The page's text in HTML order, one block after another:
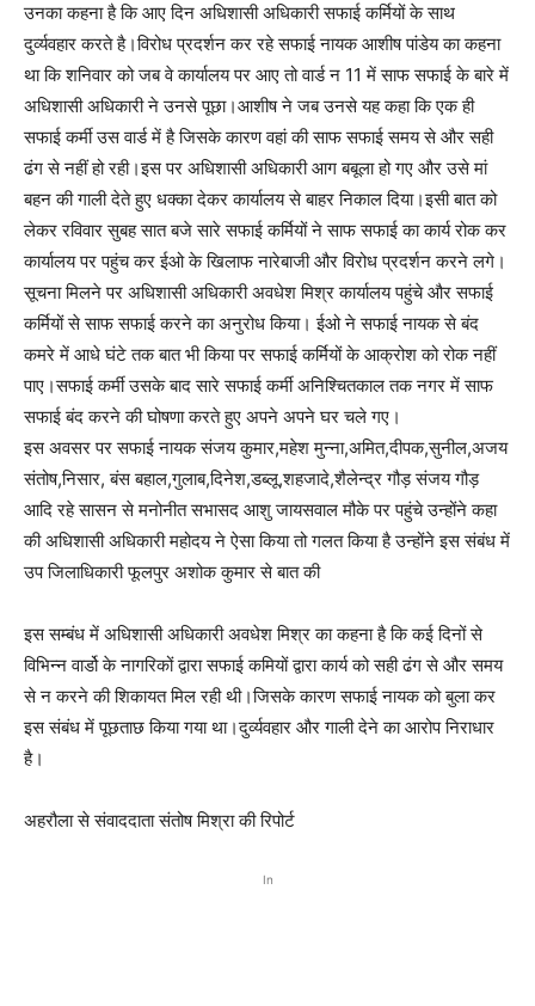
उनका कहना है कि आए दिन अधिशासी अधिकारी सफाई कर्मियों के साथ
दुर्व्यवहार करते है।विरोध प्रदर्शन कर रहे सफाई नायक आशीष पांडेय का कहना
था कि शनिवार को जब वे कार्यालय पर आए तो वार्ड न 11 में साफ सफाई के बारे में
अधिशासी अधिकारी ने उनसे पूछा।आशीष ने जब उनसे यह कहा कि एक ही
सफाई कर्मी उस वार्ड में है जिसके कारण वहां की साफ सफाई समय से और सही
ढंग से नहीं हो रही।इस पर अधिशासी अधिकारी आग बबूला हो गए और उसे मां
बहन की गाली देते हुए धक्का देकर कार्यालय से बाहर निकाल दिया।इसी बात को
लेकर रविवार सुबह सात बजे सारे सफाई कर्मियों ने साफ सफाई का कार्य रोक कर
कार्यालय पर पहुंच कर ईओ के खिलाफ नारेबाजी और विरोध प्रदर्शन करने लगे।
सूचना मिलने पर अधिशासी अधिकारी अवधेश मिश्र कार्यालय पहुंचे और सफाई
कर्मियों से साफ सफाई करने का अनुरोध किया। ईओ ने सफाई नायक से बंद
कमरे में आधे घंटे तक बात भी किया पर सफाई कर्मियों के आक्रोश को रोक नहीं
पाए।सफाई कर्मी उसके बाद सारे सफाई कर्मी अनिश्चितकाल तक नगर में साफ
सफाई बंद करने की घोषणा करते हुए अपने अपने घर चले गए।
इस अवसर पर सफाई नायक संजय कुमार,महेश मुन्ना,अमित,दीपक,सुनील,अजय
संतोष,निसार, बंस बहाल,गुलाब,दिनेश,डब्लू,शहजादे,शैलेन्द्र गौड़ संजय गौड़
आदि रहे सासन से मनोनीत सभासद आशु जायसवाल मौके पर पहुंचे उन्होंने कहा
की अधिशासी अधिकारी महोदय ने ऐसा किया तो गलत किया है उन्होंने इस संबंध में
उप जिलाधिकारी फूलपुर अशोक कुमार से बात की
इस सम्बंध में अधिशासी अधिकारी अवधेश मिश्र का कहना है कि कई दिनों से
विभिन्न वार्डो के नागरिकों द्वारा सफाई कमियों द्वारा कार्य को सही ढंग से और समय
से न करने की शिकायत मिल रही थी।जिसके कारण सफाई नायक को बुला कर
इस संबंध में पूछताछ किया गया था।दुर्व्यवहार और गाली देने का आरोप निराधार
है।
अहरौला से संवाददाता संतोष मिश्रा की रिपोर्ट
In